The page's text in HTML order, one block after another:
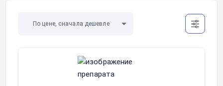
По цене, сначала дешевле